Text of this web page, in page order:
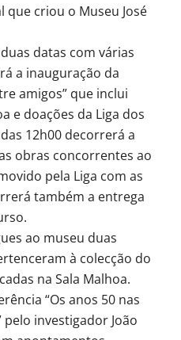
criou o Museu José
datas com várias
a inauguração da
amigos” que inclui
e doações da Liga dos
12h00 decorrerá a
obras concorrentes ao
pela Liga com as
também a entrega
ao museu duas
à colecção do
na Sala Malhoa.
“Os anos 50 nas
pelo investigador João